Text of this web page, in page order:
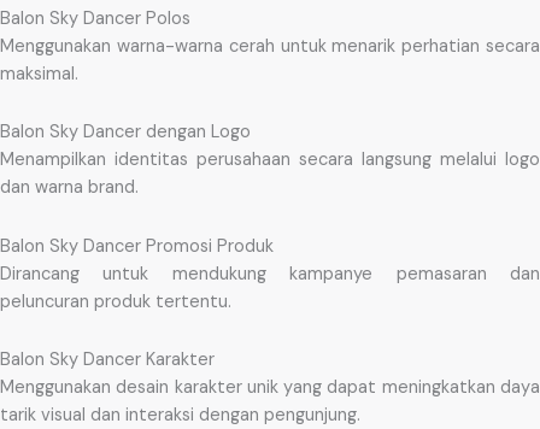
Balon Sky Dancer Polos
Menggunakan warna-warna cerah untuk menarik perhatian secara
maksimal.
Balon Sky Dancer dengan Logo
Menampilkan identitas perusahaan secara langsung melalui logo
dan warna brand.
Balon Sky Dancer Promosi Produk
Dirancang untuk mendukung kampanye pemasaran dan
peluncuran produk tertentu.
Balon Sky Dancer Karakter
Menggunakan desain karakter unik yang dapat meningkatkan daya
tarik visual dan interaksi dengan pengunjung.